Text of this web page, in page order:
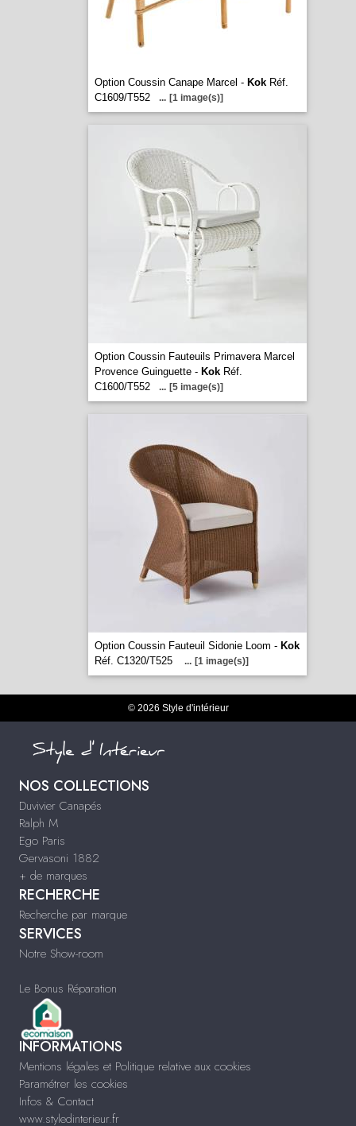
Option Coussin Canape Marcel - KokRéf.
C1609/T552
... [1 image(s)]
Option Coussin Fauteuils Primavera Marcel
Provence Guinguette - KokRéf.
C1600/T552
... [5 image(s)]
Option Coussin Fauteuil Sidonie Loom - Kok
Réf. C1320/T525
... [1 image(s)]
© 2026 Style d'intérieur
NOS COLLECTIONS
Duvivier Canapés
Ralph M
Ego Paris
Gervasoni 1882
+ de marques
RECHERCHE
Recherche par marque
SERVICES
Notre Show-room
Le Bonus Réparation
INFORMATIONS
Mentions légales et Politique relative aux cookies
Paramétrer les cookies
Infos & Contact
www.styledinterieur.fr